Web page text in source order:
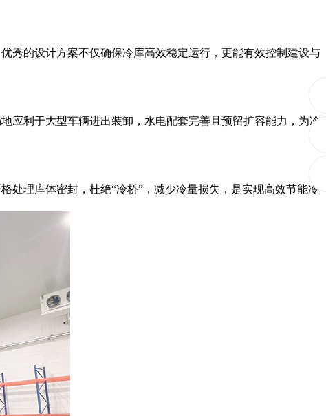
的设计方案不仅确保冷库高效稳定运行，更能有效控制建设与
利于大型车辆进出装卸，水电配套完善且预留扩容能力，为冷
理库体密封，杜绝“冷桥”，减少冷量损失，是实现高效节能冷